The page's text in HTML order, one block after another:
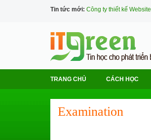
Tin tức mới: Công ty thiết kế Website
TRANG CHỦ CÁCH HỌC
Examination